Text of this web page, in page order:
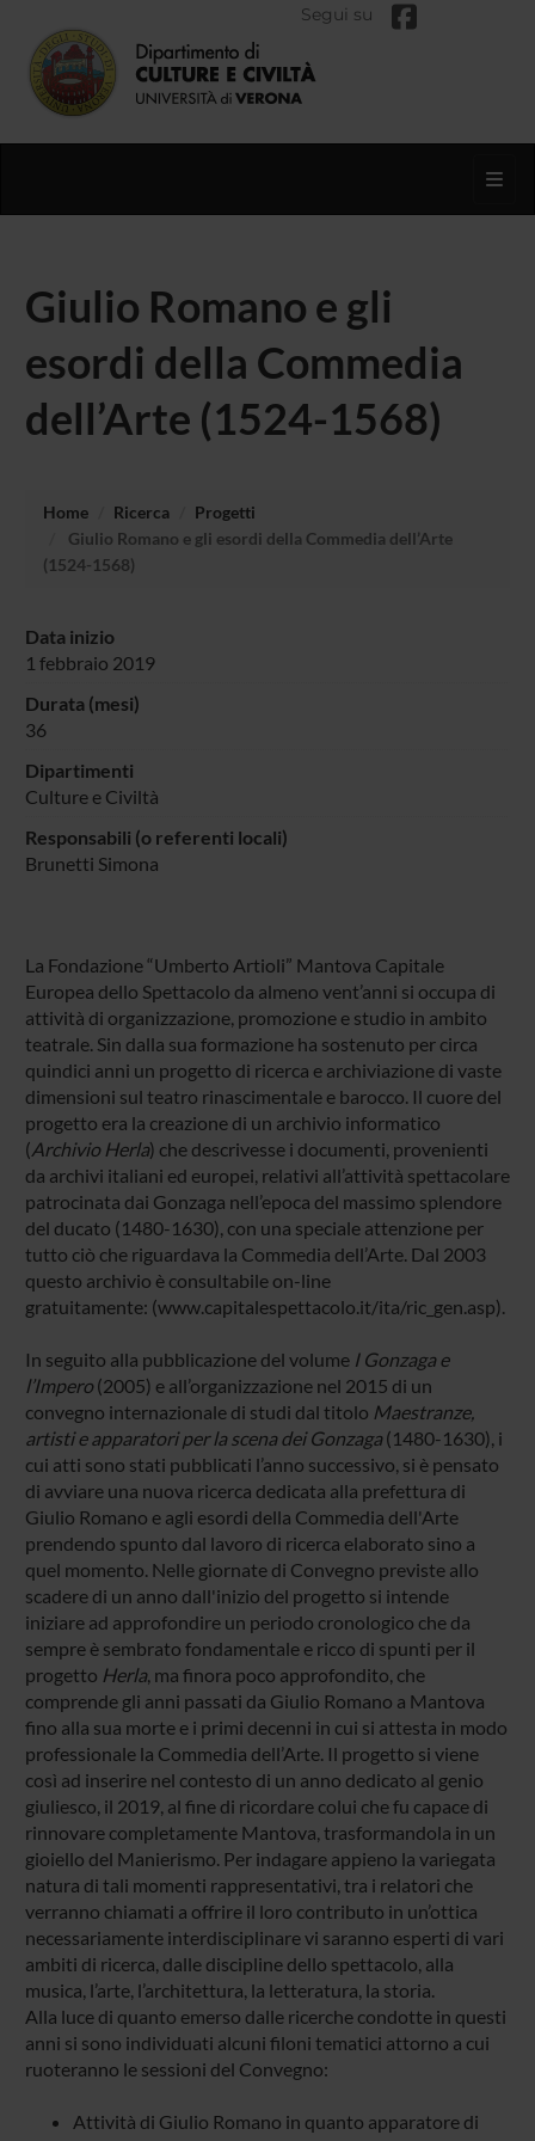
Segui su
Giulio Romano e gli
esordi della Commedia
dell’Arte (1524-1568)
Home Ricerca
Progetti
Giulio Romano e gli esordi della Commedia dell’Arte
(1524-1568)
Data inizio
1 febbraio 2019
Durata (mesi)
36
Dipartimenti
Culture e Civiltà
Responsabili (o referenti locali)
Brunetti Simona
La Fondazione “Umberto Artioli” Mantova Capitale
Europea dello Spettacolo da almeno vent’anni si occupa di
attività di organizzazione, promozione e studio in ambito
teatrale. Sin dalla sua formazione ha sostenuto per circa
quindici anni un progetto di ricerca e archiviazione di vaste
dimensioni sul teatro rinascimentale e barocco. Il cuore del
progetto era la creazione di un archivio informatico
(Archivio Herla) che descrivesse i documenti, provenienti
da archivi italiani ed europei, relativi all’attività spettacolare
patrocinata dai Gonzaga nell’epoca del massimo splendore
del ducato (1480-1630), con una speciale attenzione per
tutto ciò che riguardava la Commedia dell’Arte. Dal 2003
questo archivio è consultabile on-line
gratuitamente: (www.capitalespettacolo.it/ita/ric_gen.asp).
In seguito alla pubblicazione del volume I Gonzaga e
l’Impero(2005) e all’organizzazione nel 2015 di un
convegno internazionale di studi dal titolo Maestranze,
artisti e apparatori per la scena dei Gonzaga(1480-1630), i
cui atti sono stati pubblicati l’anno successivo, si è pensato
di avviare una nuova ricerca dedicata alla prefettura di
Giulio Romano e agli esordi della Commedia dell'Arte
prendendo spunto dal lavoro di ricerca elaborato sino a
quel momento. Nelle giornate di Convegno previste allo
scadere di un anno dall'inizio del progetto si intende
iniziare ad approfondire un periodo cronologico che da
sempre è sembrato fondamentale e ricco di spunti per il
progetto Herla, ma finora poco approfondito, che
comprende gli anni passati da Giulio Romano a Mantova
fino alla sua morte e i primi decenni in cui si attesta in modo
professionale la Commedia dell’Arte. Il progetto si viene
così ad inserire nel contesto di un anno dedicato al genio
giuliesco, il 2019, al fine di ricordare colui che fu capace di
rinnovare completamente Mantova, trasformandola in un
gioiello del Manierismo. Per indagare appieno la variegata
natura di tali momenti rappresentativi, tra i relatori che
verranno chiamati a offrire il loro contributo in un’ottica
necessariamente interdisciplinare vi saranno esperti di vari
ambiti di ricerca, dalle discipline dello spettacolo, alla
musica, l’arte, l’architettura, la letteratura, la storia.
Alla luce di quanto emerso dalle ricerche condotte in questi
anni si sono individuati alcuni filoni tematici attorno a cui
ruoteranno le sessioni del Convegno:
Attività di Giulio Romano in quanto apparatore di